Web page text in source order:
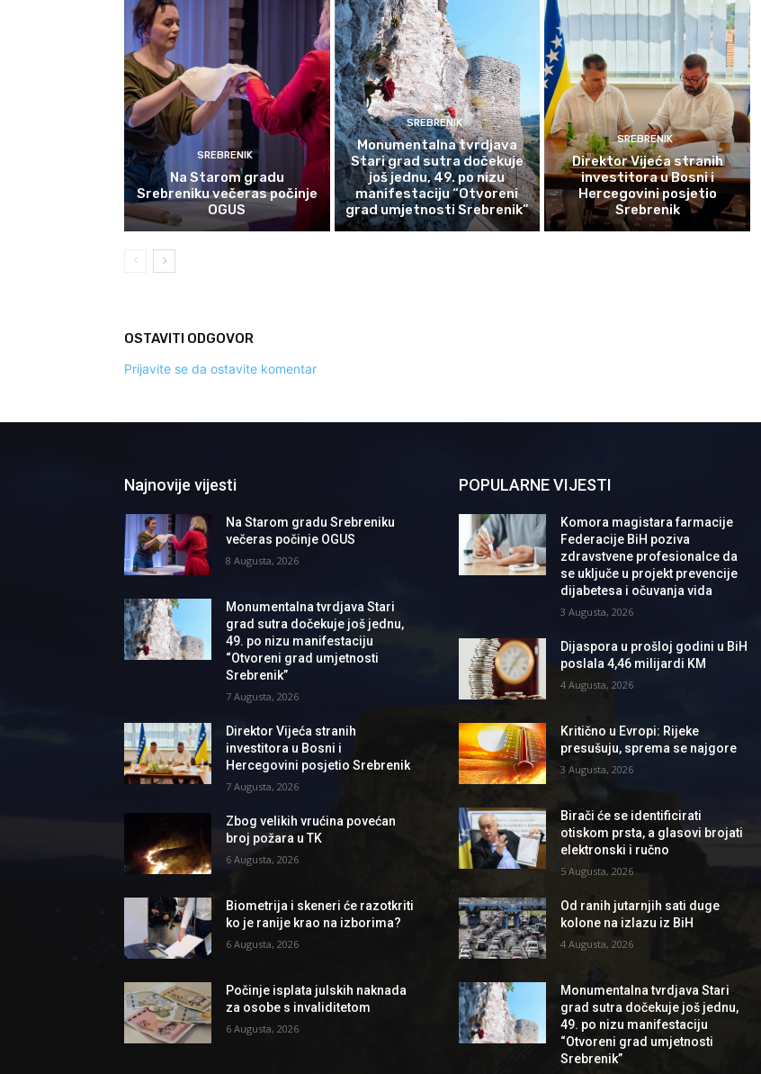
SREBRENIK
Na Starom gradu
Srebreniku večeras počinje
OGUS
SREBRENIK
Monumentalna tvrdjava
Stari grad sutra dočekuje
još jednu, 49. po nizu
manifestaciju “Otvoreni
grad umjetnosti Srebrenik”
SREBRENIK
Direktor Vijeća stranih
investitora u Bosni i
Hercegovini posjetio
Srebrenik
OSTAVITI ODGOVOR
Prijavite se da ostavite komentar
Najnovije vijesti
Na Starom gradu Srebreniku
večeras počinje OGUS
8 Augusta, 2026
Monumentalna tvrdjava Stari
grad sutra dočekuje još jednu,
49. po nizu manifestaciju
“Otvoreni grad umjetnosti
Srebrenik”
7 Augusta, 2026
Direktor Vijeća stranih
investitora u Bosni i
Hercegovini posjetio Srebrenik
7 Augusta, 2026
Zbog velikih vrućina povećan
broj požara u TK
6 Augusta, 2026
Biometrija i skeneri će razotkriti
ko je ranije krao na izborima?
6 Augusta, 2026
Počinje isplata julskih naknada
za osobe s invaliditetom
6 Augusta, 2026
POPULARNE VIJESTI
Komora magistara farmacije
Federacije BiH poziva
zdravstvene profesionalce da
se uključe u projekt prevencije
dijabetesa i očuvanja vida
3 Augusta, 2026
Dijaspora u prošloj godini u BiH
poslala 4,46 milijardi KM
4 Augusta, 2026
Kritično u Evropi: Rijeke
presušuju, sprema se najgore
3 Augusta, 2026
Birači će se identificirati
otiskom prsta, a glasovi brojati
elektronski i ručno
5 Augusta, 2026
Od ranih jutarnjih sati duge
kolone na izlazu iz BiH
4 Augusta, 2026
Monumentalna tvrdjava Stari
grad sutra dočekuje još jednu,
49. po nizu manifestaciju
“Otvoreni grad umjetnosti
Srebrenik”